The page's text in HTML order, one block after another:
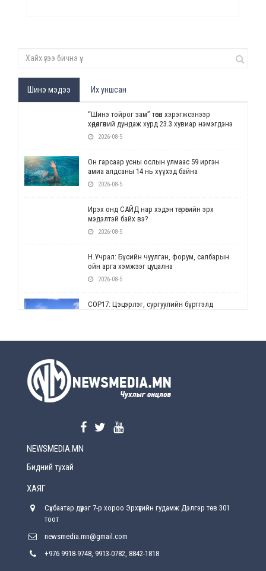
Шинэ мэдээ Их уншсан
“Шинэ тойрог зам” төсөл хэрэгжсэнээр
хөдөлгөөний дундаж хурд 23.3 хувиар нэмэгдэнэ
2026-08-5
Он гарсаар усны ослын улмаас 59 иргэн
амиа алдсаны 14 нь хүүхэд байна
2026-08-5
Ирэх онд САЙД нар хэдэн төгрөгийн эрх
мэдэлтэй байх вэ?
2026-08-5
Н.Учрал: Бүсийн чуулган, форум, салбарын
ойн арга хэмжээг цуцална
2026-08-5
СОР17: Цэцэрлэг, сургуулийн бүртгэлд
2026-08-5
2026-08-5
хүрсэн өгөөжөөрөө ажлаа үнэлж, хэрэгжилтээ
Улсын онцгой комисс өвөлжилтийн бэлтгэл,
NEWSMEDIA.MN
Бидний тухай
ХАЯГ
Сүхбаатар дүүрэг 7-р хороо Эрхүүгийн гудамж Дэлгэр төв 301
тоот
newsmedia.mn@gmail.com
+976 9918-9748, 9913-0782, 8842-1818